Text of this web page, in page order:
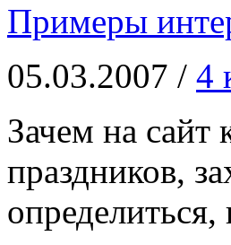
Примеры
05.03.2007 / 4
Зачем на
праздников,